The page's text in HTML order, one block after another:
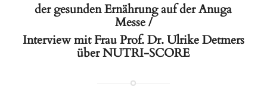
der gesunden Ernährung auf der Anuga
Messe /
Interview mit Frau Prof. Dr. Ulrike Detmers
über NUTRI-SCORE